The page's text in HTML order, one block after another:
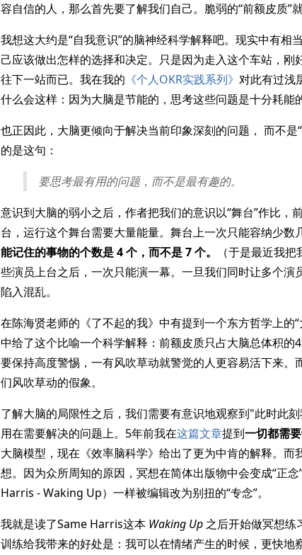
容自信的人，那么首先要了解我们自己。脆弱的“前额皮质”
我想这大约是“自我意识”的脑神经科学解释吧。现实中有相
己应该做出怎样的选择和决定。只是因为走入这个车站，刚
往下一站而已。我在我的 《个人OKR实践系列》 对此有过浅
什么会这样：因为大脑是节能的，思考这些问题是十分耗能的
也正因此，大脑更倾向于解决当前印象深刻的问题， 而不
的是这句：
要思考最有用的问题，而不是最有趣的。
意识到大脑的弱小之后，作者把我们的意识以“舞台”作比，
台，运行这个舞台需要大量能量。舞台上一次只能容纳少数
能记住的事物的个数是 4 个，而不是 7 个。
（于是最近我
些演员上台之后，一次只能演一幕。一旦我们同时让多个演
陷入混乱。
在陈海贤老师的《了不起的我》中有提到一个东方哲学上的
中给了这个比喻一个科学解释：前额皮质只占大脑总体积的
要保持高度警惕，一有风吹草动就警觉的人更容易活下来
们风吹草动的假象。
了解大脑的局限性之后，我们需要有意识地观察到"此时此
用在需要解决的问题上。5年前我在这篇文章提到一切都需
大脑模型，现在《效率脑科学》给出了更为中肯的解释。
想。因为众所周知的原因，冥想在简体出版物中会变成“正
Harris - Waking Up）一样被编辑改为别扭的“专念”。
我就是读了Same Harris这本 Waking Up 之后开始做冥想练
训练给我带来的好处是：我可以在情绪产生的时候，更快